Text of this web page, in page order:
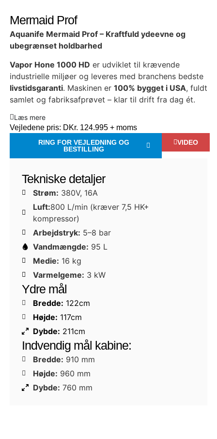
Mermaid Prof
Aquanife Mermaid Prof – Kraftfuld ydeevne og
ubegrænset holdbarhed
Vapor Hone 1000 HD er udviklet til krævende
industrielle miljøer og leveres med branchens bedste
livstidsgaranti. Maskinen er 100% bygget i USA, fuldt
samlet og fabriksafprøvet – klar til drift fra dag ét.
Læs mere
Vejledene pris: DKr. 124.995 + moms
RING FOR VEJLEDNING OG
BESTILLING
VIDEO
Tekniske detaljer
Strøm: 380V, 16A
Luft:800 L/min (kræver 7,5 HK+
kompressor)
Arbejdstryk: 5–8 bar
Vandmængde: 95 L
Medie: 16 kg
Varmelgeme: 3 kW
Ydre mål
Bredde: 122cm
Højde: 117cm
Dybde: 211cm
Indvendig mål kabine:
Bredde: 910 mm
Højde: 960 mm
Dybde: 760 mm